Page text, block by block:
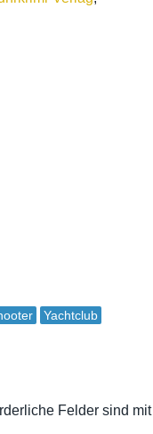
Yachtclub
Felder sind mit